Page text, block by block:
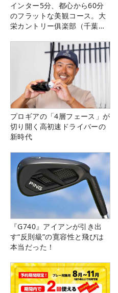
インター5分、都心から60分
のフラットな美観コース。大
栄カントリー俱楽部（千葉
プロギアの「4層フェース」が
切り開く高初速ドライバーの
新時代
『G740』アイアンが引き出
す“反則級”の寛容性と飛びは
本当だった！